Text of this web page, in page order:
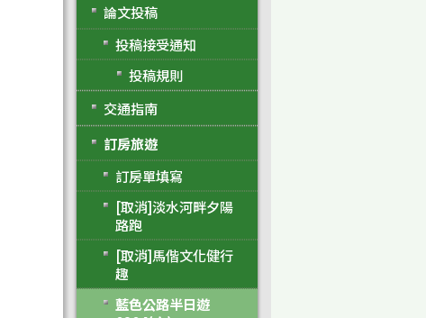
論文投稿
投稿接受通知
投稿規則
交通指南
訂房旅遊
訂房單填寫
[取消]淡水河畔夕陽
路跑
[取消]馬偕文化健行
趣
藍色公路半日遊